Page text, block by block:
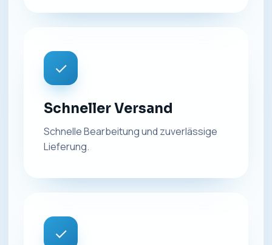
✓
Schneller Versand
Schnelle Bearbeitung und zuverlässige
Lieferung.
✓